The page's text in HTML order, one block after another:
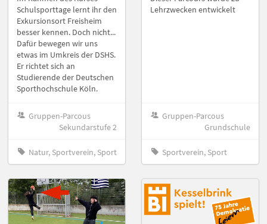
Schulsporttage lernt ihr den
Exkursionsort Freisheim
besser kennen. Doch nicht...
Dafür bewegen wir uns
etwas im Umkreis der DSHS.
Er richtet sich an
Studierende der Deutschen
Sporthochschule Köln.
Gruppen-Parcous
Sekundarstufe 2
Natur, Sportverein, Sport
Lehrzwecken entwickelt
Gruppen-Parcous
Grundschule
Sportverein, Sport